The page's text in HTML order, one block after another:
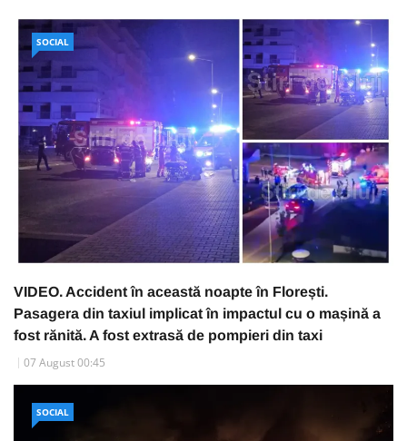
SOCIAL
VIDEO. Accident în această noapte în Florești.
Pasagera din taxiul implicat în impactul cu o mașină a
fost rănită. A fost extrasă de pompieri din taxi
07 August 00:45
SOCIAL